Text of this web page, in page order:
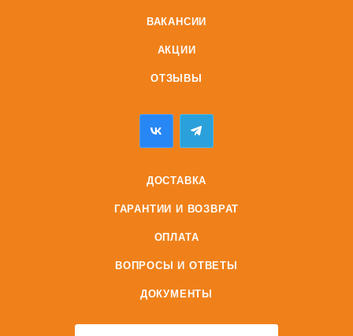
ВАКАНСИИ
АКЦИИ
ОТЗЫВЫ
ДОСТАВКА
ГАРАНТИИ И ВОЗВРАТ
ОПЛАТА
ВОПРОСЫ И ОТВЕТЫ
ДОКУМЕНТЫ